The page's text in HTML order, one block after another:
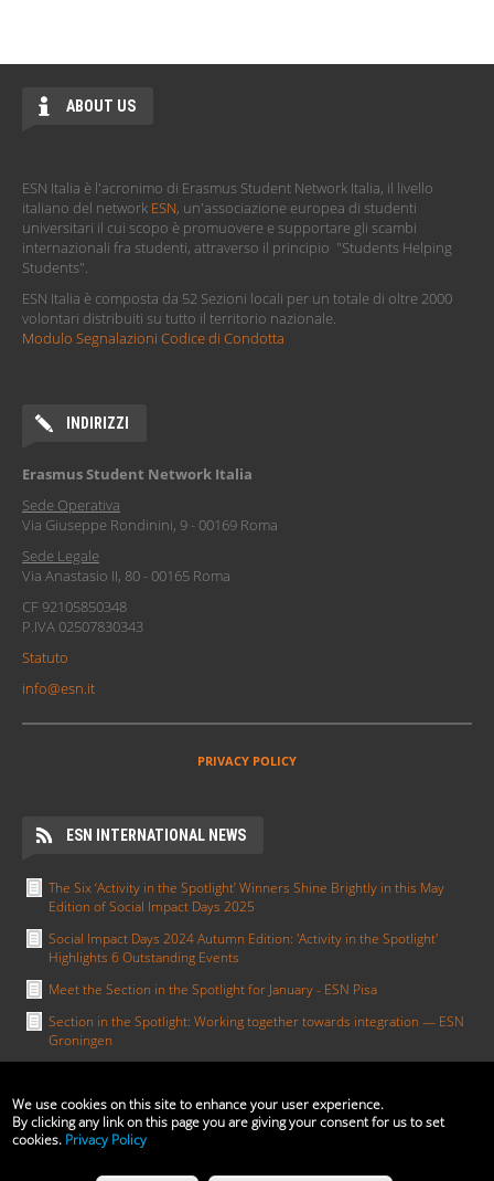
ABOUT US
ESN Italia è l'acronimo di Erasmus Student Network Italia, il livello
italiano del network ESN, un'associazione europea di studenti
universitari il cui scopo è promuovere e supportare gli scambi
internazionali fra studenti, attraverso il principio "Students Helping
Students".
ESN Italia è composta da 52 Sezioni locali per un totale di oltre 2000
volontari distribuiti su tutto il territorio nazionale.
Modulo Segnalazioni Codice di Condotta
INDIRIZZI
Erasmus Student Network Italia
Sede Operativa
Via Giuseppe Rondinini, 9 - 00169 Roma
Sede Legale
Via Anastasio II, 80 - 00165 Roma
CF 92105850348
P.IVA 02507830343
Statuto
info@esn.it
PRIVACY POLICY
ESN INTERNATIONAL NEWS
The Six ‘Activity in the Spotlight’ Winners Shine Brightly in this May
Edition of Social Impact Days 2025
Social Impact Days 2024 Autumn Edition: 'Activity in the Spotlight'
Highlights 6 Outstanding Events
Meet the Section in the Spotlight for January - ESN Pisa
Section in the Spotlight: Working together towards integration — ESN
Groningen
ALTRO
We use cookies on this site to enhance your user experience.
By clicking any link on this page you are giving your consent for us to set
cookies. Privacy Policy